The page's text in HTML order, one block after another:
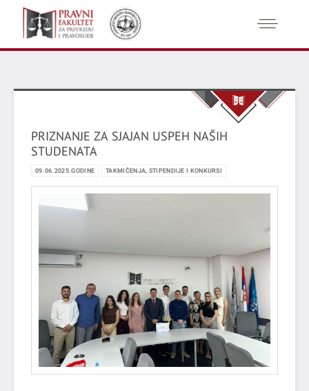
PRIZNANJE ZA SJAJAN USPEH NAŠIH
STUDENATA
09.06.2025.GODINE TAKMIČENJA, STIPENDIJE I KONKURSI